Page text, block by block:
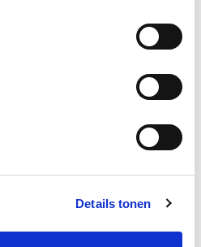
Details tonen
de basis